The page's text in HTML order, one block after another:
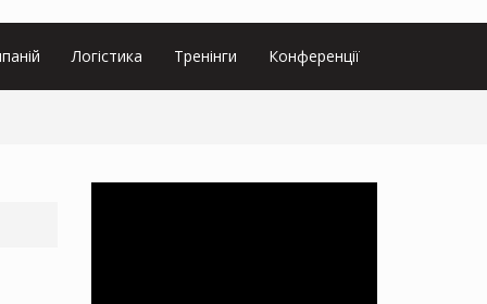
Логістика Тренінги Конференції